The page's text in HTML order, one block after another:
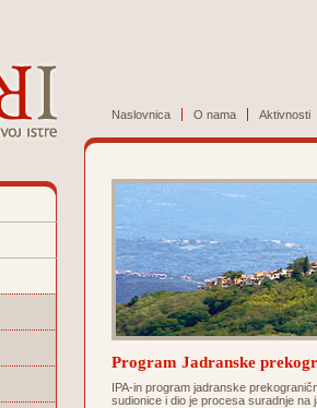
Naslovnica O nama Aktivnosti
Program Jadranske
IPA-in program jadranske
sudionice i dio je procesa suradnje na